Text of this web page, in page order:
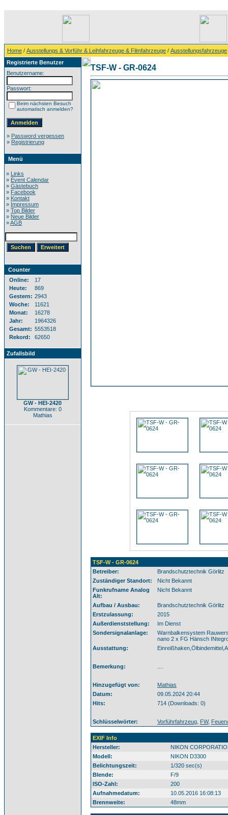
Home / Ausstellungs & Vorführ & Leihfahrzeuge & Filmfahrzeuge / Ausstellungsfahrzeuge
Registrierte Benutzer
Benutzername:
Passwort:
Beim nächsten Besuch
automatisch anmelden?
» Password vergessen
» Registrierung
Menü
» Links
» Event Calendar
» Gästebuch
» Facebook
» Kontakt
» Impressum
» Top Bilder
» Neue Bilder
»AGB
Counter
Online:
17
Heute:
869
Gestern: 2943
Woche:
11621
Monat:
16278
Jahr:
1964326
Gesamt: 5553518
Rekord:
62650
Zufallsbild
GW - HEI-2420
Kommentare: 0
Mathias
TSF-W - GR-0624
TSF-W - GR-0624
Betreiber:
Brandschutztechnik Görlitz
Zuständiger Standort:
Nicht Bekannt
Funkrufname Analog
Alt:
Nicht Bekannt
Aufbau / Ausbau:
Brandschutztechnik Görlitz
Erstzulassung:
2015
Außerdienststellung:
Im Dienst
Sondersignalanlage:
Warnbalkensystem
nano 2 x FG Hänsch
Ausstattung:
Bemerkung:
Hinzugefügt von:
Mathias
Datum:
09.05.2024 20:44
Hits:
714 (Downloads: 0)
Schlüsselwörter: Vorführfahrzeug FW,
EXIF Info
Hersteller:
NIKON
Modell:
NIKON D3300
Belichtungszeit:
1/320 sec(s)
Blende:
F/9
ISO-Zahl:
200
Aufnahmedatum:
10.05.2016 16:08:13
Brennweite:
48mm